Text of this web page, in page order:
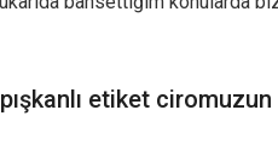
etiket ciromuzun